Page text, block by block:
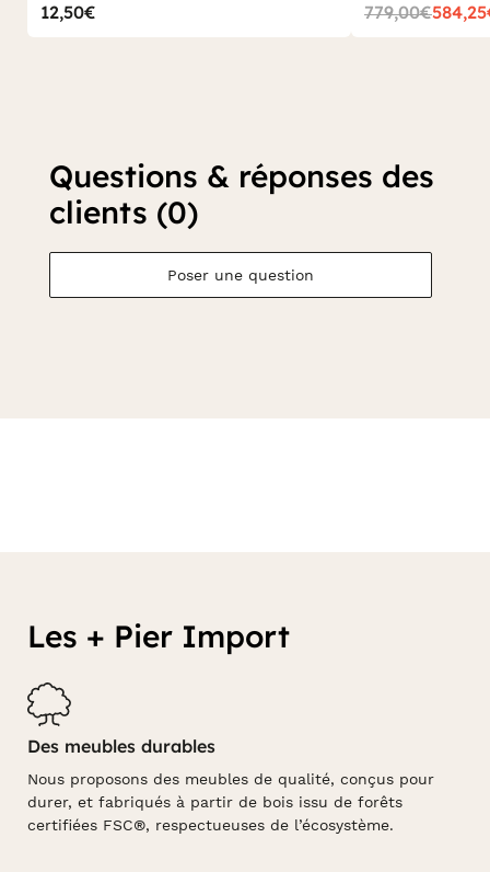
12,50€ 779,00€
Questions & réponses des
clients (0)
Poser une question
Les + Pier Import
Des meubles durables
Nous proposons des meubles de qualité, conçus pour
durer, et fabriqués à partir de bois issu de forêts
certifiées FSC®, respectueuses de l’écosystème.